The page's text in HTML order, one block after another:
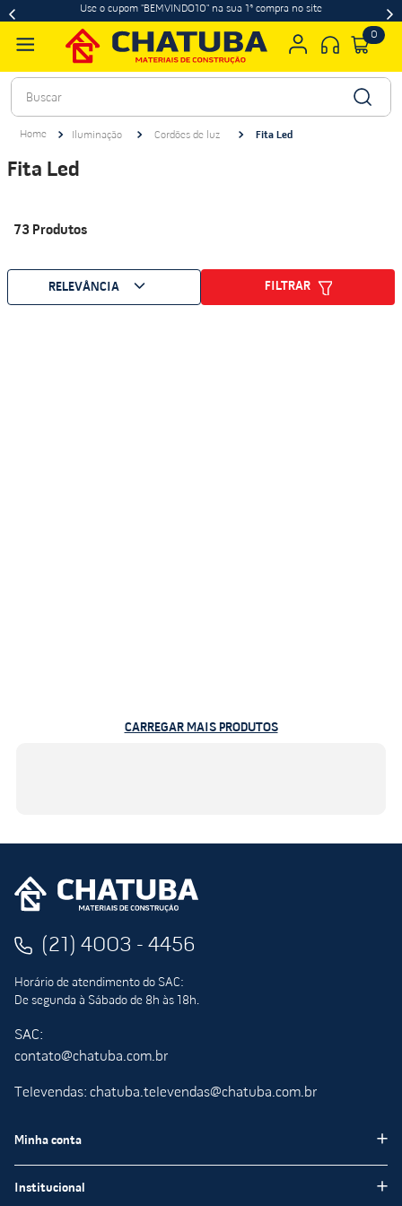
Use o cupom "BEMVINDO10" na sua 1ª compra no site
0
Buscar
Iluminação Cordões de luz Fita Led
Fita Led
73 Produtos
RELEVÂNCIA FILTRAR
CARREGAR MAIS PRODUTOS
(21) 4003 - 4456
Horário de atendimento do SAC:
De segunda à Sábado de 8h às 18h.
SAC:
contato@chatuba.com.br
Televendas: chatuba.televendas@chatuba.com.br
Minha conta
Institucional